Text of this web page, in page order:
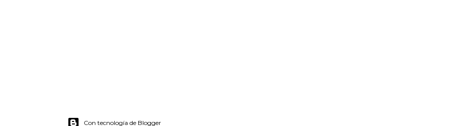
Con tecnología de Blogger